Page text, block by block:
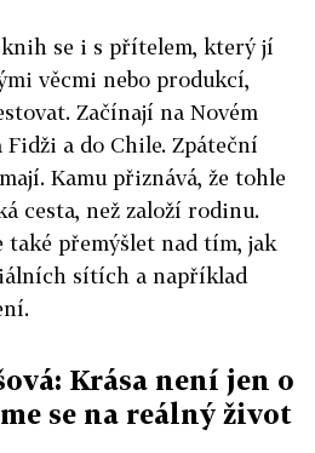
se i s přítelem, který jí
věcmi nebo produkcí,
Začínají na Novém
a do Chile. Zpáteční
Kamu přiznává, že tohle
cesta, než založí rodinu.
také přemýšlet nad tím, jak
sítích a například
Krása není jen o
se na reálný život